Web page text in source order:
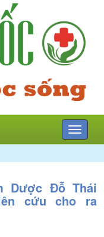
Mở
menu
Dược Đỗ Thái
cứu cho ra